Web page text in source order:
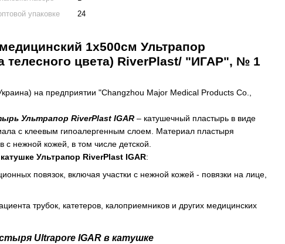
упаковке
24
1х500см Ультрапор
телесного цвета) RiverPlast/ "ИГАР", № 1
на предприятии "Changzhou Major Medical Products Сo.,
Ультрапор RiverPlast IGAR – катушечный пластырь в виде
с клеевым гипоалергенным слоем. Материал пластыря
с нежной кожей, в том числе детской.
Ультрапор RiverPlast IGAR:
повязок, включая участки с нежной кожей - повязки на лице,
трубок, катетеров, калоприемников и других медицинских
Ultrapore IGAR в катушке